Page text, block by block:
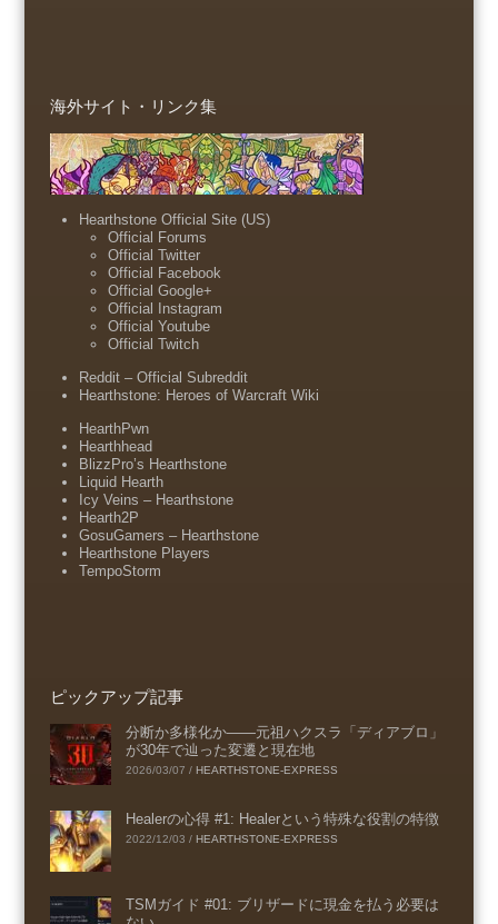
海外サイト・リンク集
Hearthstone Official Site (US)
Official Forums
Official Twitter
Official Facebook
Official Google+
Official Instagram
Official Youtube
Official Twitch
Reddit – Official Subreddit
Hearthstone: Heroes of Warcraft Wiki
HearthPwn
Hearthhead
BlizzPro’s Hearthstone
Liquid Hearth
Icy Veins – Hearthstone
Hearth2P
GosuGamers – Hearthstone
Hearthstone Players
TempoStorm
ピックアップ記事
分断か多様化か――元祖ハクスラ「ディアブロ」
が30年で辿った変遷と現在地
2026/03/07 / HEARTHSTONE-EXPRESS
Healerの心得 #1: Healerという特殊な役割の特徴
2022/12/03 / HEARTHSTONE-EXPRESS
TSMガイド #01: ブリザードに現金を払う必要は